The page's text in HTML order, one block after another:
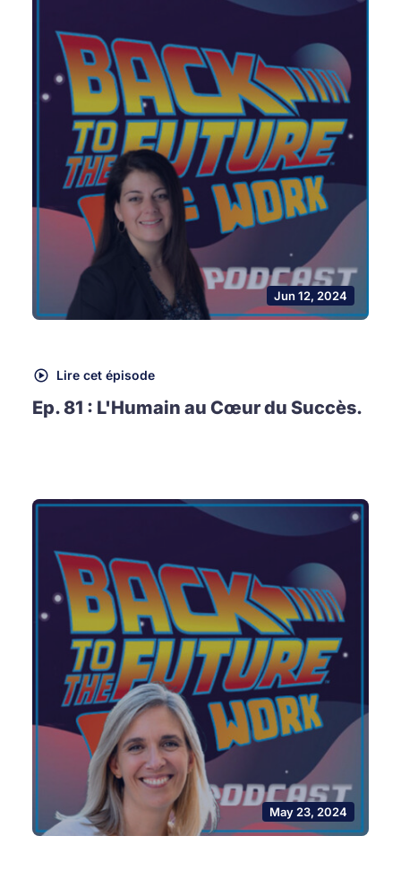
Jun 12, 2024
Lire cet épisode
Ep. 81 : L'Humain au Cœur du Succès.
May 23, 2024